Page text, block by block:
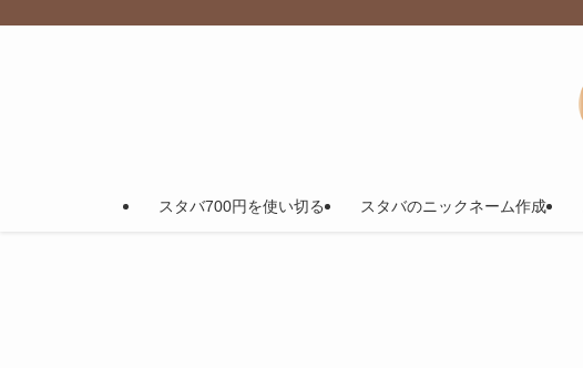
スタバ700円を使い切る スタバのニックネーム作成